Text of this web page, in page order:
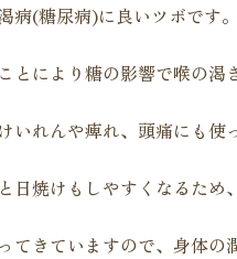
病(糖尿病)に良いツボです。
とにより糖の影響で喉の渇
いれんや痺れ、頭痛にも使
日焼けもしやすくなるため
てきていますので、身体の